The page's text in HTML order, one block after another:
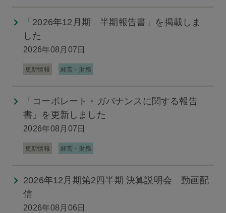
「2026年12月期 半期報告書」を掲載しま
した
2026年08月07日
更新情報 経営・財務
「コーポレート・ガバナンスに関する報告
書」を更新しました
2026年08月07日
更新情報 経営・財務
2026年12月期第2四半期 決算説明会 動画配
信
2026年08月06日